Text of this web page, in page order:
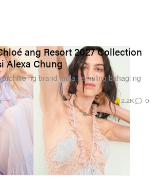
ang Resort 2027 Collection
Alexa Chung
archive ng brand mula sa huling bahagi ng
2.2K 0